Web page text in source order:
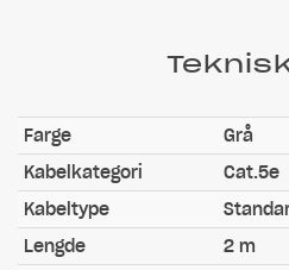
Farge
Grå
Kabelkategori
Cat.5e
Kabeltype
Lengde
2 m